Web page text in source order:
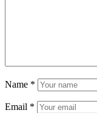
Name *
Email *